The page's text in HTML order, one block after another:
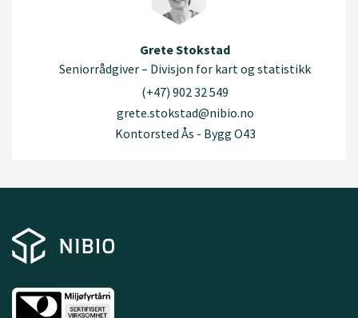
Grete Stokstad
Seniorrådgiver – Divisjon for kart og statistikk
(+47) 902 32 549
grete.stokstad@nibio.no
Kontorsted Ås - Bygg O43